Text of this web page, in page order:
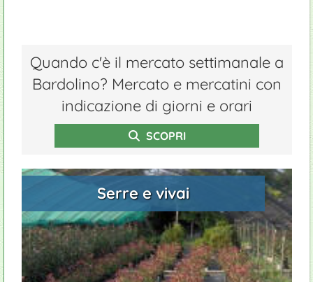
Quando c'è il mercato settimanale a
Bardolino? Mercato e mercatini con
indicazione di giorni e orari
SCOPRI
Serre e vivai